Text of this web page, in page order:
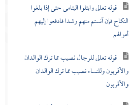
قوله تعالى وابتلوا اليتامى حتى إذا بلغوا
النكاح فإن آنستم منهم رشدا فادفعوا إليهم
أموالهم
قوله تعالى للرجال نصيب مما ترك الوالدان
والأقربون وللنساء نصيب مما ترك الوالدان
والأقربون